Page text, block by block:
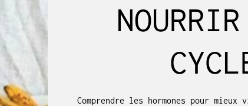
Comprendre les hormones pour